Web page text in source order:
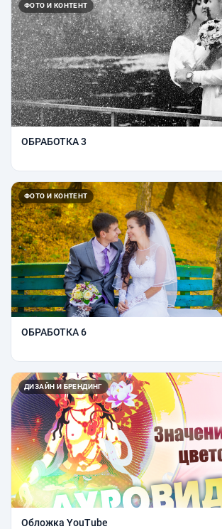
ФОТО И КОНТЕНТ
ОБРАБОТКА 3
ФОТО И КОНТЕНТ
ОБРАБОТКА 6
ДИЗАЙН И БРЕНДИНГ
Обложка YouTube